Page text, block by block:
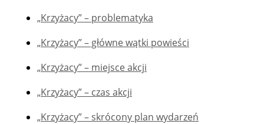
„Krzyżacy” – problematyka
„Krzyżacy” – główne wątki powieści
„Krzyżacy” – miejsce akcji
„Krzyżacy” – czas akcji
„Krzyżacy” – skrócony plan wydarzeń